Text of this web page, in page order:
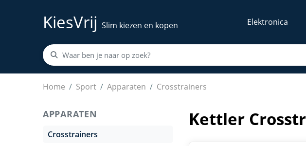
KiesVrij Slim kiezen en kopen Elektronica
Home Sport Apparaten Crosstrainers
Kettler Crosstrainer Elipso P zwart
APPARATEN
Crosstrainers
Kettler